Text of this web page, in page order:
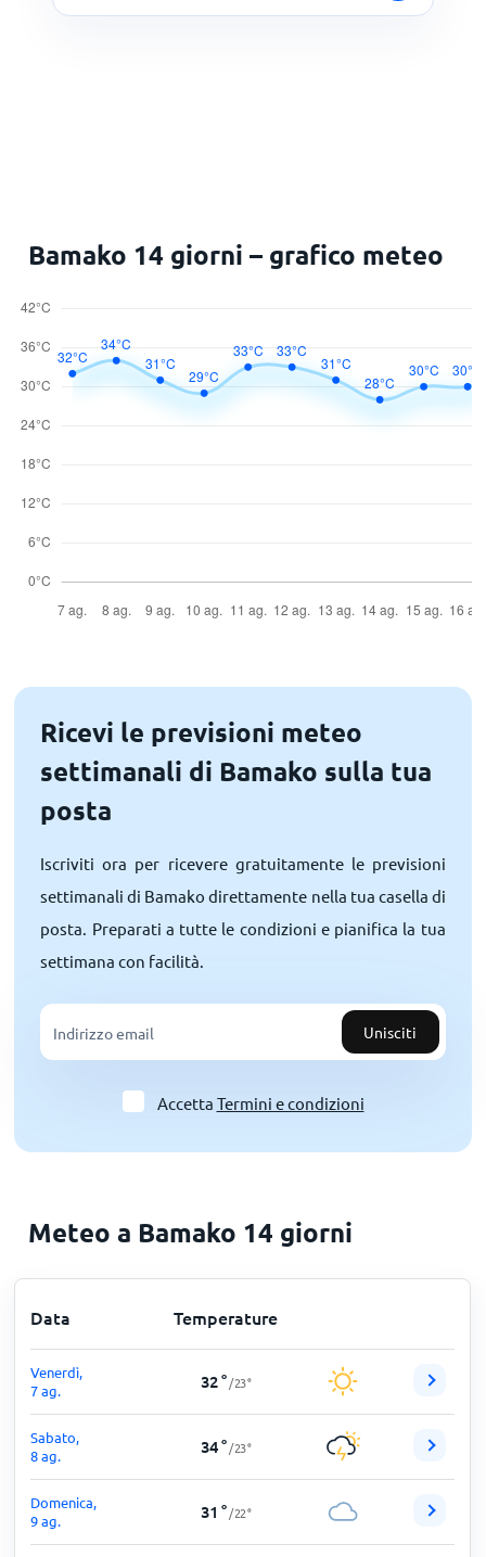
Bamako 14 giorni – grafico meteo
Ricevi le previsioni meteo
settimanali di Bamako sulla tua
posta
Iscriviti ora per ricevere gratuitamente le previsioni
settimanali di Bamako direttamente nella tua casella di
posta. Preparati a tutte le condizioni e pianifica la tua
settimana con facilità.
Unisciti
Accetta Termini e condizioni
Meteo a Bamako 14 giorni
Data Temperature
Venerdì,
7 ag.
32° /23°
Sabato,
8 ag.
34° /23°
Domenica,
9 ag.
31 ° /22°